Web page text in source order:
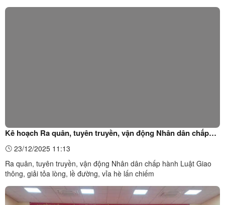
Kê hoạch Ra quân, tuyên truyền, vận động Nhân dân chấp
hành Luật Giao thông, giải tỏa lòng, lề đường, vỉa hè lấn
chiếm
23/12/2025 11:13
Ra quân, tuyên truyền, vận động Nhân dân chấp hành Luật Giao
thông, giải tỏa lòng, lề đường, vỉa hè lấn chiếm